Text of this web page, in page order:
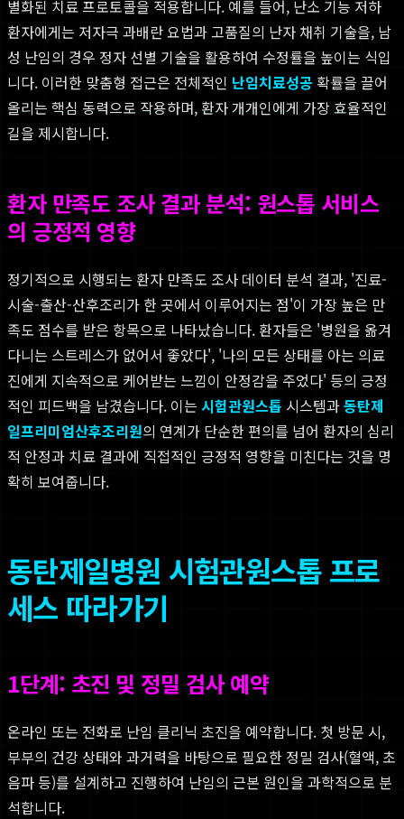
별화된 치료 프로토콜을 적용합니다. 예를 들어, 난소 기능 저하
환자에게는 저자극 과배란 요법과 고품질의 난자 채취 기술을, 남
성 난임의 경우 정자 선별 기술을 활용하여 수정률을 높이는 식입
니다. 이러한 맞춤형 접근은 전체적인 난임치료성공 확률을 끌어
올리는 핵심 동력으로 작용하며, 환자 개개인에게 가장 효율적인
길을 제시합니다.
환자 만족도 조사 결과 분석: 원스톱 서비스
의 긍정적 영향
정기적으로 시행되는 환자 만족도 조사 데이터 분석 결과, '진료-
시술-출산-산후조리가 한 곳에서 이루어지는 점'이 가장 높은 만
족도 점수를 받은 항목으로 나타났습니다. 환자들은 '병원을 옮겨
다니는 스트레스가 없어서 좋았다', '나의 모든 상태를 아는 의료
진에게 지속적으로 케어받는 느낌이 안정감을 주었다' 등의 긍정
적인 피드백을 남겼습니다. 이는 시험관원스톱 시스템과동탄제
일프리미엄산후조리원의 연계가 단순한 편의를 넘어 환자의 심리
적 안정과 치료 결과에 직접적인 긍정적 영향을 미친다는 것을 명
확히 보여줍니다.
동탄제일병원 시험관원스톱 프로
세스 따라가기
1단계: 초진 및 정밀 검사 예약
온라인 또는 전화로 난임 클리닉 초진을 예약합니다. 첫 방문 시,
부부의 건강 상태와 과거력을 바탕으로 필요한 정밀 검사(혈액, 초
음파 등)를 설계하고 진행하여 난임의 근본 원인을 과학적으로 분
석합니다.